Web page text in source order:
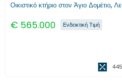
Οικιστικό κτήριο στον Άγιο Δομέτιο,
€ 565.000 Ενδεικτική Τιμή
445